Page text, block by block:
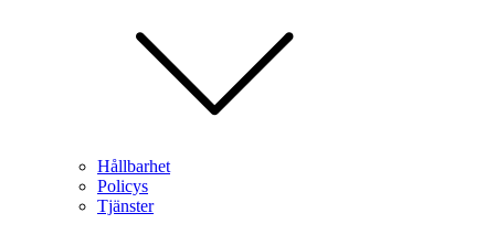
Hållbarhet
Policys
Tjänster